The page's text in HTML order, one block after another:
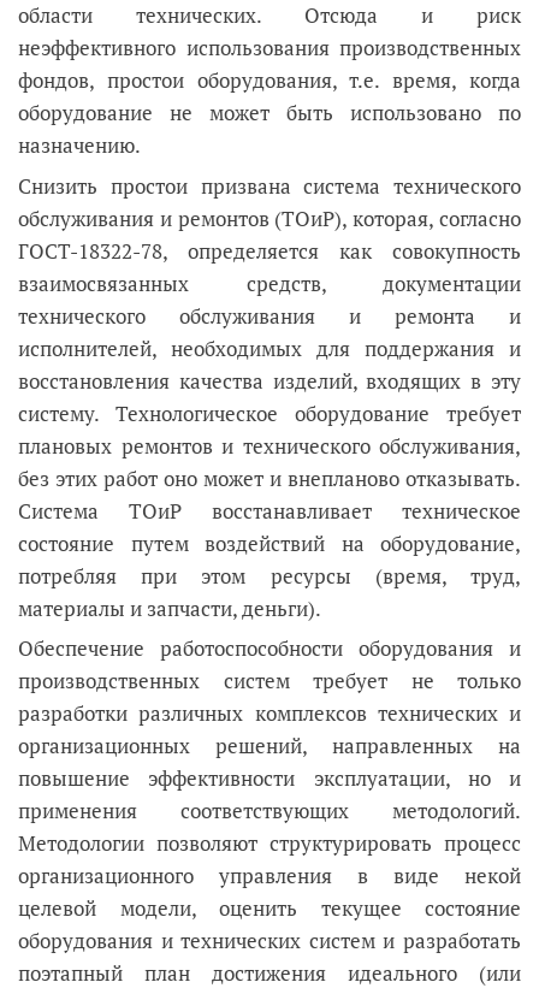
области технических. Отсюда и риск
неэффективного использования производственных
фондов, простои оборудования, т.е. время, когда
оборудование не может быть использовано по
назначению.
Снизить простои призвана система технического
обслуживания и ремонтов (ТОиР), которая, согласно
ГОСТ-18322-78, определяется как совокупность
взаимосвязанных средств, документации
технического обслуживания и ремонта и
исполнителей, необходимых для поддержания и
восстановления качества изделий, входящих в эту
систему. Технологическое оборудование требует
плановых ремонтов и технического обслуживания,
без этих работ оно может и внепланово отказывать.
Система ТОиР восстанавливает техническое
состояние путем воздействий на оборудование,
потребляя при этом ресурсы (время, труд,
материалы и запчасти, деньги).
Обеспечение работоспособности оборудования и
производственных систем требует не только
разработки различных комплексов технических и
организационных решений, направленных на
повышение эффективности эксплуатации, но и
применения соответствующих методологий.
Методологии позволяют структурировать процесс
организационного управления в виде некой
целевой модели, оценить текущее состояние
оборудования и технических систем и разработать
поэтапный план достижения идеального (или